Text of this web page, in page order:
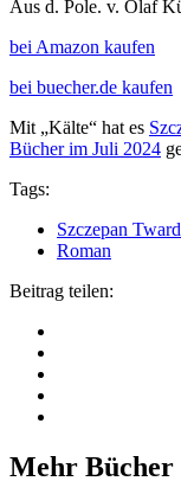
Aus d. Pole. v. Olaf
bei Amazon kaufen
bei buecher.de kaufen
Mit „Kälte“ hat es
Bücher im Juli 2024
Tags:
Szczepan
Roman
Beitrag teilen:
Mehr Bücher